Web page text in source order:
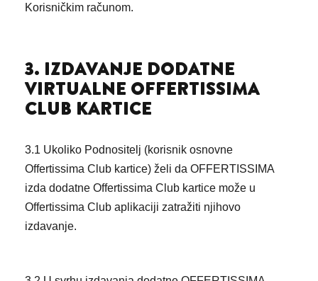
Korisničkim računom.
3. IZDAVANJE DODATNE
VIRTUALNE OFFERTISSIMA
CLUB KARTICE
3.1 Ukoliko Podnositelj (korisnik osnovne
Offertissima Club kartice) želi da OFFERTISSIMA
izda dodatne Offertissima Club kartice može u
Offertissima Club aplikaciji zatražiti njihovo
izdavanje.